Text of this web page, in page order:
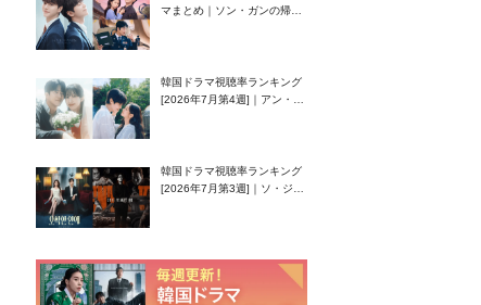
マまとめ｜ソン・ガンの帰
韓国ドラマ視聴率ランキング
[2026年7月第4週]｜アン・ヒ
韓国ドラマ視聴率ランキング
[2026年7月第3週]｜ソ・ジソ